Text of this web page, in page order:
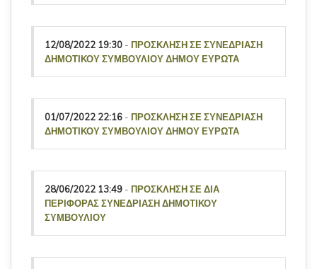
12/08/2022 19:30 - ΠΡΟΣΚΛΗΣΗ ΣΕ ΣΥΝΕΔΡΙΑΣΗ
ΔΗΜΟΤΙΚΟΥ ΣΥΜΒΟΥΛΙΟΥ ΔΗΜΟΥ ΕΥΡΩΤΑ
01/07/2022 22:16 - ΠΡΟΣΚΛΗΣΗ ΣΕ ΣΥΝΕΔΡΙΑΣΗ
ΔΗΜΟΤΙΚΟΥ ΣΥΜΒΟΥΛΙΟΥ ΔΗΜΟΥ ΕΥΡΩΤΑ
28/06/2022 13:49 - ΠΡΟΣΚΛΗΣΗ ΣΕ ΔΙΑ
ΠΕΡΙΦΟΡΑΣ ΣΥΝΕΔΡΙΑΣΗ ΔΗΜΟΤΙΚΟΥ
ΣΥΜΒΟΥΛΙΟΥ